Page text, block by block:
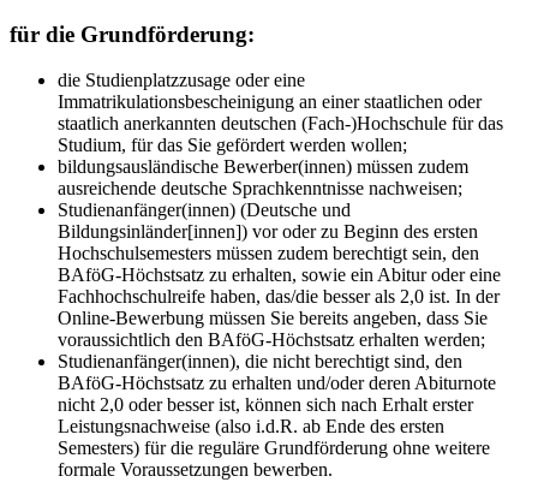
für die Grundförderung:
die Studienplatzzusage oder eine
Immatrikulationsbescheinigung an einer staatlichen oder
staatlich anerkannten deutschen (Fach-)Hochschule für das
Studium, für das Sie gefördert werden wollen;
bildungsausländische Bewerber(innen) müssen zudem
ausreichende deutsche Sprachkenntnisse nachweisen;
Studienanfänger(innen) (Deutsche und
Bildungsinländer[innen]) vor oder zu Beginn des ersten
Hochschulsemesters müssen zudem berechtigt sein, den
BAföG-Höchstsatz zu erhalten, sowie ein Abitur oder eine
Fachhochschulreife haben, das/die besser als 2,0 ist. In der
Online-Bewerbung müssen Sie bereits angeben, dass Sie
voraussichtlich den BAföG-Höchstsatz erhalten werden;
Studienanfänger(innen), die nicht berechtigt sind, den
BAföG-Höchstsatz zu erhalten und/oder deren Abiturnote
nicht 2,0 oder besser ist, können sich nach Erhalt erster
Leistungsnachweise (also i.d.R. ab Ende des ersten
Semesters) für die reguläre Grundförderung ohne weitere
formale Voraussetzungen bewerben.